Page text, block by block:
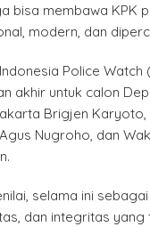
bisa membawa KPK
modern, dan
Police
akhir untuk calon
Brigjen
Nugroho, dan
selama ini
dan integritas yang